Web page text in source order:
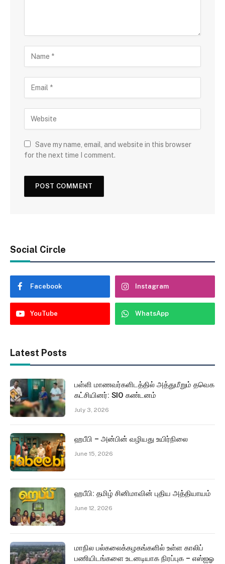
Save my name, email, and website in this browser
for the next time I comment.
Social Circle
Facebook Instagram
YouTube WhatsApp
Latest Posts
பள்ளி மாணவர்களிடத்தில் அத்துமீறும் தவெக
கட்சியினர்: SIO கண்டனம்
July 3, 2026
ஹபீபி – அன்பின் வழியது உயிர்நிலை
June 15, 2026
ஹபீபி: தமிழ் சினிமாவின் புதிய அத்தியாயம்
June 12, 2026
மாநில பல்கலைக்கழகங்களில் உள்ள காலிப்
பணியிடங்களை உடனடியாக நிரப்புக – எஸ்ஐஓ